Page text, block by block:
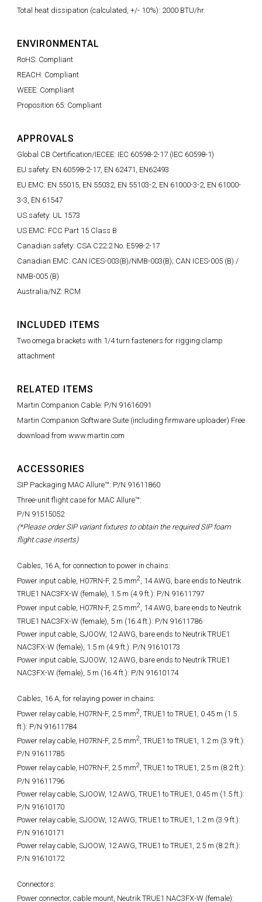
Total heat dissipation (calculated, +/- 10%): 2000 BTU/hr.
ENVIRONMENTAL
RoHS: Compliant
REACH: Compliant
WEEE: Compliant
Proposition 65: Compliant
APPROVALS
Global CB Certification/IECEE: IEC 60598-2-17 (IEC 60598-1)
EU safety: EN 60598-2-17, EN 62471, EN62493
EU EMC: EN 55015, EN 55032, EN 55103-2, EN 61000-3-2, EN 61000-
3-3, EN 61547
US safety: UL 1573
US EMC: FCC Part 15 Class B
Canadian safety: CSA C22.2 No. E598-2-17
Canadian EMC: CAN ICES-003(B)/NMB-003(B); CAN ICES-005 (B) /
NMB-005 (B)
Australia/NZ: RCM
INCLUDED ITEMS
Two omega brackets with 1/4 turn fasteners for rigging clamp
attachment
RELATED ITEMS
Martin Companion Cable: P/N 91616091
Martin Companion Software Suite (including firmware uploader) Free
download from www.martin.com
ACCESSORIES
SIP Packaging MAC Allure™: P/N 91611860
Three-unit flight case for MAC Allure™:
P/N 91515052
(*Please order SIP variant fixtures to obtain the required SIP foam
flight case inserts)
Cables, 16 A, for connection to power in chains:
Power input cable, H07RN-F, 2.5 mm2, 14 AWG, bare ends to Neutrik
TRUE1 NAC3FX-W (female), 1.5 m (4.9 ft.): P/N 91611797
Power input cable, H07RN-F, 2.5 mm2, 14 AWG, bare ends to Neutrik
TRUE1 NAC3FX-W (female), 5 m (16.4 ft.): P/N 91611786
Power input cable, SJOOW, 12 AWG, bare ends to Neutrik TRUE1
NAC3FX-W (female), 1.5 m (4.9 ft.): P/N 91610173
Power input cable, SJOOW, 12 AWG, bare ends to Neutrik TRUE1
NAC3FX-W (female), 5 m (16.4 ft.): P/N 91610174
Cables, 16 A, for relaying power in chains:
Power relay cable, H07RN-F, 2.5 mm2 , TRUE1 to TRUE1, 0.45 m (1.5
ft.): P/N 91611784
Power relay cable, H07RN-F, 2.5 mm2, TRUE1 to TRUE1, 1.2 m (3.9 ft.):
P/N 91611785
Power relay cable, H07RN-F, 2.5 mm2, TRUE1 to TRUE1, 2.5 m (8.2 ft.):
P/N 91611796
Power relay cable, SJOOW, 12 AWG, TRUE1 to TRUE1, 0.45 m (1.5 ft.):
P/N 91610170
Power relay cable, SJOOW, 12 AWG, TRUE1 to TRUE1, 1.2 m (3.9 ft.):
P/N 91610171
Power relay cable, SJOOW, 12 AWG, TRUE1 to TRUE1, 2.5 m (8.2 ft.):
P/N 91610172
Connectors:
Power connector, cable mount, Neutrik TRUE1 NAC3FX-W (female):